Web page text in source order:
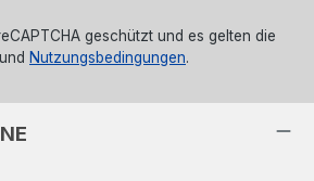
geschützt und es gelten die
und Nutzungsbedingungen.